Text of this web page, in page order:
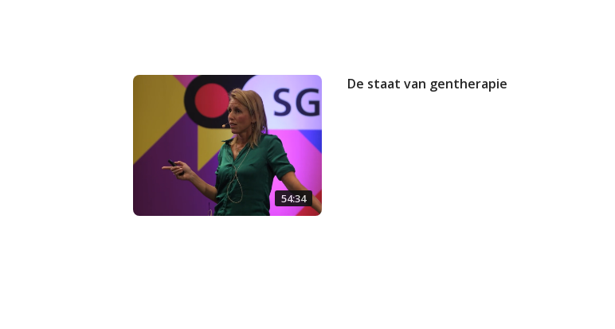
54:34
De staat van gentherapie